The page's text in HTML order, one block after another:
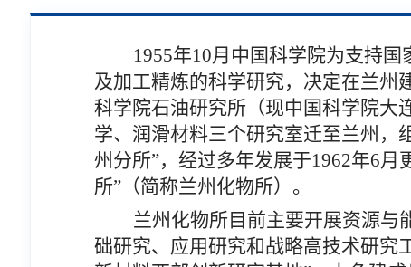
1955年10月中国科学院为支持
及加工精炼的科学研究，决定在兰州
科学院石油研究所（现中国科学院大
学、润滑材料三个研究室迁至兰州，
州分所”，经过多年发展于1962年6
所”（简称兰州化物所）。
兰州化物所目前主要开展资源与
础研究、应用研究和战略高技术研究